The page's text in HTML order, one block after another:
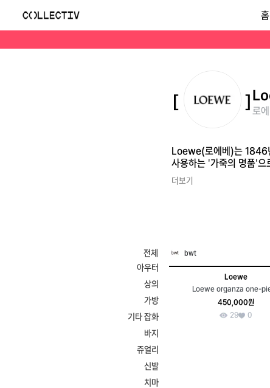
Loewe(로에베)는 1846년 스페인 마드리드의 가죽 공방에서 시작된 세계에서 가장 오래된 명품 브랜드 중 하나입니다. 뛰어난 장인 정신과 최고급 가죽을 사용하홈
로
Loewe(로에베)는 1846
사용하는 '가죽의 명품'
더보기
전체
아우터
상의
가방
기타 잡화
바지
쥬얼리
신발
치마
bwt
Loewe
Loewe organza one-
450,000원
29
0